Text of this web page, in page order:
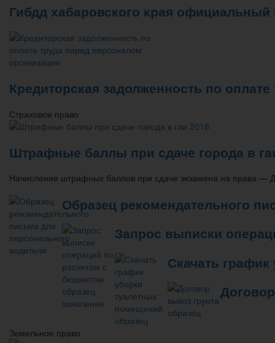
Гибдд хабаровского края
Кредиторская задолженность по
Страховое право
Штрафные баллы при сдаче города в
Начисление штрафных баллов при сдаче экзамена на права —
Образец рекомендательного
Запрос выписки
Скачать
Земельное право